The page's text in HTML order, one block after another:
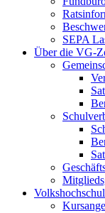
SEPA
Über die VG-